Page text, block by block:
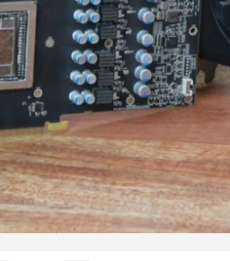
V
IBM
POWERBOARD
TEC
(PELTIER)